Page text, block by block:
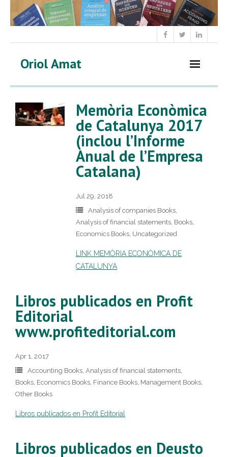
Skip
to
Oriol Amat
Memòria Econòmica
de Catalunya 2017
(inclou l’Informe
Anual de l’Empresa
Catalana)
Jul 29, 2018
Analysis of companies Books,
Analysis of financial statements, Books,
Economics Books, Uncategorized
LINK MEMÒRIA ECONÒMICA DE
CATALUNYA
Libros publicados en Profit
Editorial
www.profiteditorial.com
Apr 1, 2017
Accounting Books, Analysis of financial statements,
Books, Economics Books, Finance Books, Management Books,
Other Books
Libros publicados en Profit Editorial
Libros publicados en Deusto